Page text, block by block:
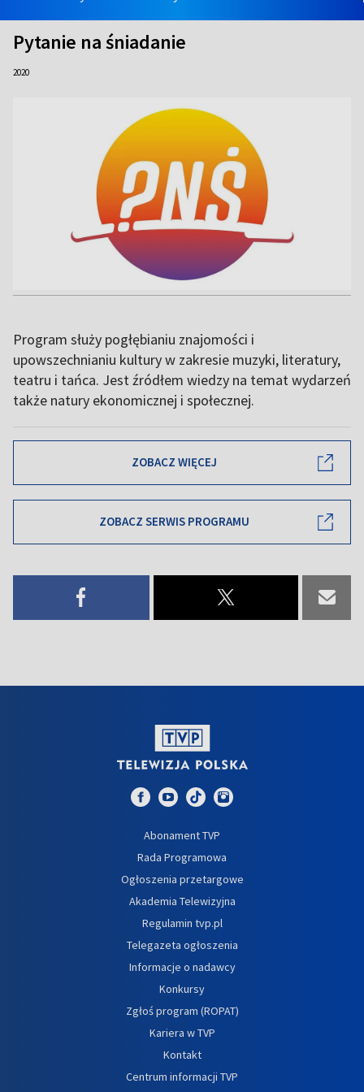
Pytanie na śniadanie
2020
Program służy pogłębianiu znajomości i
upowszechnianiu kultury w zakresie muzyki, literatury,
teatru i tańca. Jest źródłem wiedzy na temat wydarzeń
także natury ekonomicznej i społecznej.
ZOBACZ WIĘCEJ
ZOBACZ SERWIS PROGRAMU
Abonament TVP
Rada Programowa
Ogłoszenia przetargowe
Akademia Telewizyjna
Regulamin tvp.pl
Telegazeta ogłoszenia
Informacje o nadawcy
Konkursy
Zgłoś program (ROPAT)
Kariera w TVP
Kontakt
Centrum informacji TVP